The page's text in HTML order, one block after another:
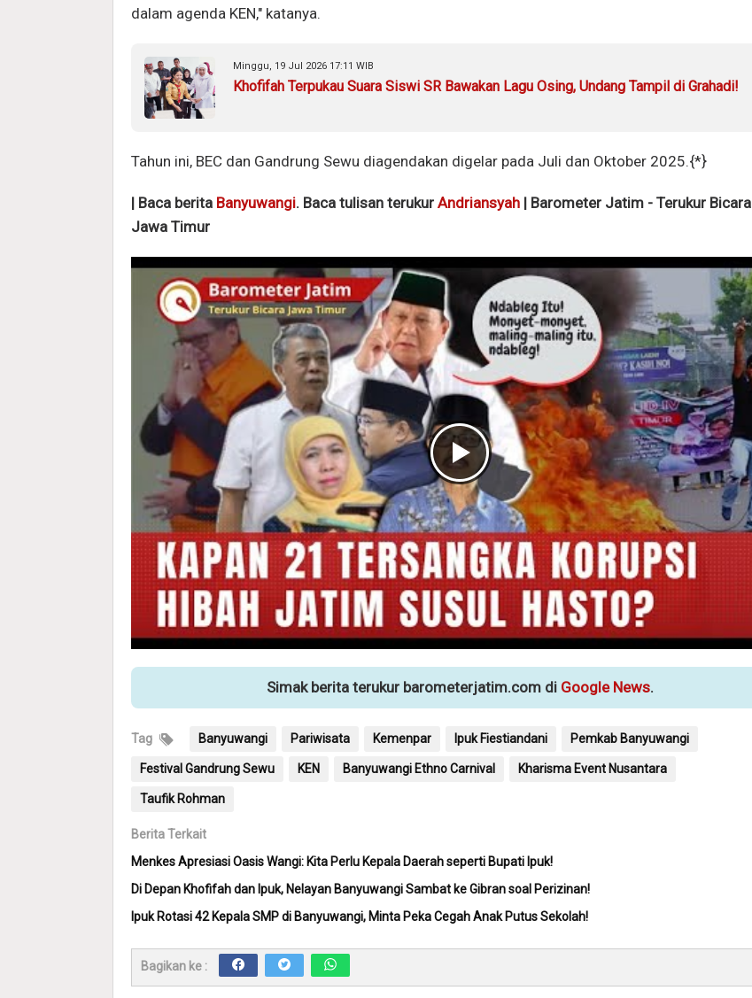
dalam agenda KEN," katanya.
Minggu, 19 Jul 2026 17:11 WIB
Khofifah Terpukau Suara Siswi SR Bawakan Lagu Osing, Undang Tampil di Grahadi!
Tahun ini, BEC dan Gandrung Sewu diagendakan digelar pada Juli dan Oktober 2025.{*}
| Baca berita Banyuwangi. Baca tulisan terukur Andriansyah | Barometer Jatim - Terukur Bicara
Jawa Timur
Simak berita terukur barometerjatim.com di Google News.
Tag Banyuwangi Pariwisata Kemenpar Ipuk Fiestiandani Pemkab Banyuwangi
Festival Gandrung Sewu KEN Banyuwangi Ethno Carnival Kharisma Event Nusantara
Taufik Rohman
Berita Terkait
Menkes Apresiasi Oasis Wangi: Kita Perlu Kepala Daerah seperti Bupati Ipuk!
Di Depan Khofifah dan Ipuk, Nelayan Banyuwangi Sambat ke Gibran soal Perizinan!
Ipuk Rotasi 42 Kepala SMP di Banyuwangi, Minta Peka Cegah Anak Putus Sekolah!
Bagikan ke :